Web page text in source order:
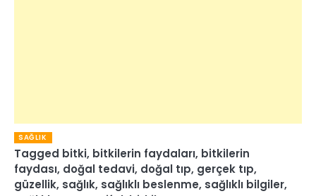
SAĞLIK
Tagged bitki, bitkilerin faydaları, bitkilerin
faydası, doğal tedavi, doğal tıp, gerçek tıp,
güzellik, sağlık, sağlıklı beslenme, sağlıklı bilgiler,